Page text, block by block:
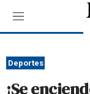
M
e
ú
Deportes
¡Se